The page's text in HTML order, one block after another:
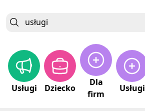
Usługi Dziecko
Dla
firm
Usługi